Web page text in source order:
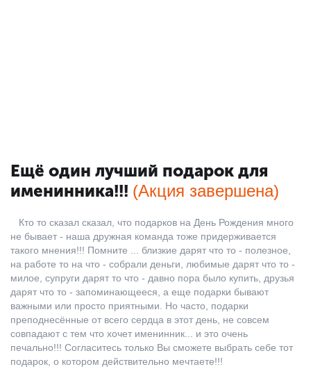
Ещё один лучший подарок для
именинника!!! (Акция завершена)
Кто то сказал сказал, что подарков на День Рождения много
не бывает - наша дружная команда тоже придерживается
такого мнения!!! Помните ... близкие дарят что то - полезное,
на работе то на что - собрали деньги, любимые дарят что то -
милое, супруги дарят то что - давно пора было купить, друзья
дарят что то - запоминающееся, а еще подарки бывают
важными или просто приятными. Но часто, подарки
преподнесённые от всего сердца в этот день, не совсем
совпадают с тем что хочет именинник... и это очень
печально!!! Согласитесь только Вы сможете выбрать себе тот
подарок, о котором действительно мечтаете!!!